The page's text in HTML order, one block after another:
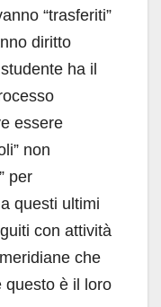
“trasferiti”
diritto
ha il
essere
non
per
questi ultimi
con attività
che
questo è il loro